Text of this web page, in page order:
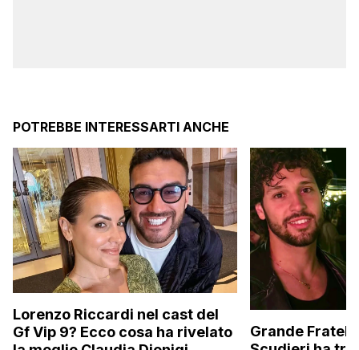
POTREBBE INTERESSARTI ANCHE
Lorenzo Riccardi nel cast del
Gf Vip 9? Ecco cosa ha rivelato
Grande